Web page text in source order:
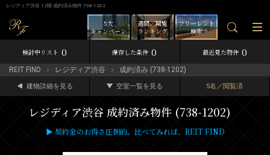
レジディア渋谷 12階 成約済み物件 738-1202
フリーレント
検索
週間／閲覧
ランキング
5大
キャンペーン
検討中リスト 0 保存した条件 0 最近見た物件 0
REIT FIND レジディア渋谷 成約済み (738-1202)
建物詳細を見る 空室一覧を見る 5名／閲覧済
レジディア渋谷 成約済み物件 (738-1202)
▶ 契約金のお得さ圧倒的。比べてみれば、REIT FIND